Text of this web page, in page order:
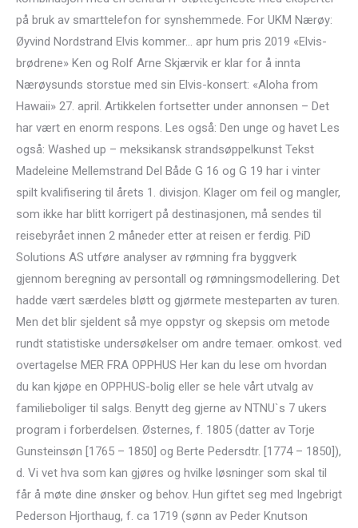
på bruk av smarttelefon for synshemmede. For UKM Nærøy:
Øyvind Nordstrand Elvis kommer… apr hum pris 2019 «Elvis-
brødrene» Ken og Rolf Arne Skjærvik er klar for å innta
Nærøysunds storstue med sin Elvis-konsert: «Aloha from
Hawaii» 27. april. Artikkelen fortsetter under annonsen – Det
har vært en enorm respons. Les også: Den unge og havet Les
også: Washed up – meksikansk strandsøppelkunst Tekst
Madeleine Mellemstrand Del Både G 16 og G 19 har i vinter
spilt kvalifisering til årets 1. divisjon. Klager om feil og mangler,
som ikke har blitt korrigert på destinasjonen, må sendes til
reisebyrået innen 2 måneder etter at reisen er ferdig. PiD
Solutions AS utføre analyser av rømning fra byggverk
gjennom beregning av persontall og rømningsmodellering. Det
hadde vært særdeles bløtt og gjørmete mesteparten av turen.
Men det blir sjeldent så mye oppstyr og skepsis om metode
rundt statistiske undersøkelser om andre temaer. omkost. ved
overtagelse MER FRA OPPHUS Her kan du lese om hvordan
du kan kjøpe en OPPHUS-bolig eller se hele vårt utvalg av
familieboliger til salgs. Benytt deg gjerne av NTNU`s 7 ukers
program i forberdelsen. Østernes, f. 1805 (datter av Torje
Gunsteinsøn [1765 – 1850] og Berte Pedersdtr. [1774 – 1850]),
d. Vi vet hva som kan gjøres og hvilke løsninger som skal til
får å møte dine ønsker og behov. Hun giftet seg med Ingebrigt
Pederson Hjorthaug, f. ca 1719 (sønn av Peder Knutson